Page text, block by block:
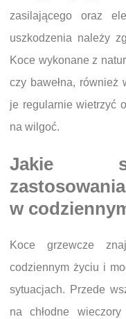
zasilającego oraz
uszkodzenia należy
Koce wykonane z
czy bawełna, również
je regularnie wietrzyć
na wilgoć.
Jakie
w
Koce grzewcze
codziennym życiu i
sytuacjach. Przede
na chłodne